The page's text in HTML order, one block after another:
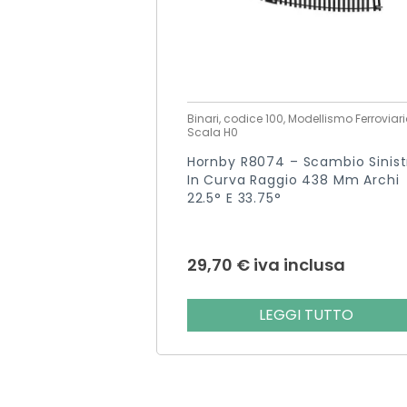
Binari, codice 100, Modellismo
Scala H0
Hornby R8074 – Scambio
In Curva Raggio 438 Mm Archi
22.5° E 33.75°
29,70 € iva inclusa
LEGGI TUTTO